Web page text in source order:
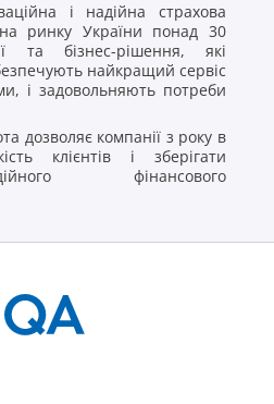
і надійна страхова
ринку України понад 30
та бізнес-рішення, які
найкращий сервіс
і задовольняють потреби
дозволяє компанії з року в
клієнтів і зберігати
фінансового
зобов'язання вчасно і в